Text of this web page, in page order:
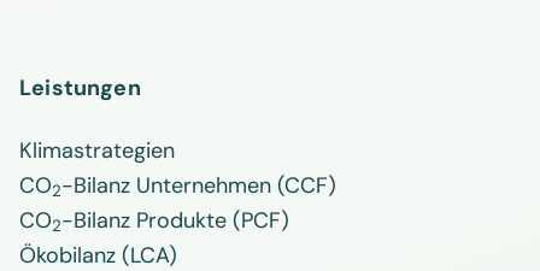
Leistungen
Klimastrategien
CO2-Bilanz Unternehmen (CCF)
CO2-Bilanz Produkte (PCF)
Ökobilanz (LCA)